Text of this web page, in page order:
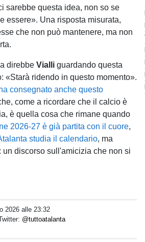
sarebbe questa idea, non so se
essere». Una risposta misurata,
che non può mantenere, ma non
direbbeVialli guardando questa
«Starà ridendo in questo momento».
consegnato anche questo
come a ricordare che il calcio è
è quella cosa che rimane quando
2026-27 è già partita con il cuore,
studia il calendario, ma
discorso sull'amicizia che non si
2026 alle 23:32
@tuttoatalanta